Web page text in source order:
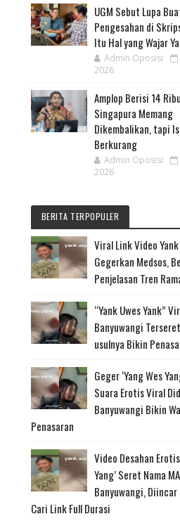
UGM Sebut Lupa
Pengesahan di
Itu Hal yang Wajar Ya
Admin Oposisi
2026
Amplop Berisi 14
Singapura Memang
Dikembalikan, tapi
Berkurang
Admin Oposisi
2026
BERITA TERPOPULER
Viral Link Video
Gegerkan Medsos,
Penjelasan Tren
“Yank Uwes Yank”
Banyuwangi
usulnya Bikin
Geger ‘Yang Wes
Suara Erotis Viral
Banyuwangi Bikin
Penasaran
Video Desahan Erotis
Yang’ Seret Nama
Banyuwangi, Diincar
Cari Link Full Durasi